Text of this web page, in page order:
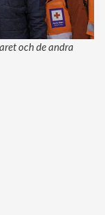
och de andra